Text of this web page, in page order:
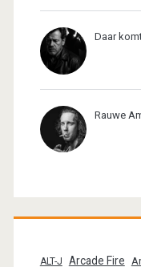
Daar
Rauwe
ALT-J Arcade Fire